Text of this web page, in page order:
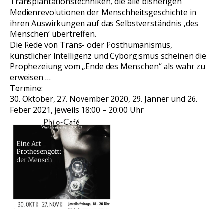
Medienrevolutionen der Menschheitsgeschichte in
ihren Auswirkungen auf das Selbstverständnis ‚des
Menschen‘ übertreffen.
Die Rede von Trans- oder Posthumanismus,
künstlicher Intelligenz und Cyborgismus scheinen die
Prophezeiung vom „Ende des Menschen“ als wahr zu
erweisen …
Termine:
30. Oktober, 27. November 2020, 29. Jänner und 26.
Feber 2021, jeweils 18:00 – 20:00 Uhr